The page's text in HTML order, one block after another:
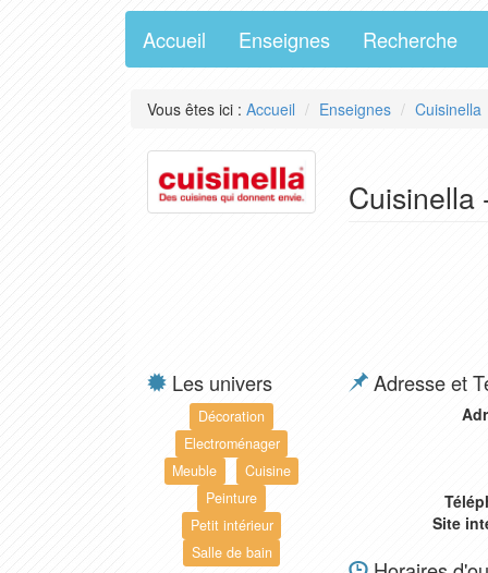
Accueil Enseignes Recherche
Vous êtes ici : Accueil Enseignes Cuisinella
Cuisinella
Les univers
Décoration
Electroménager
Meuble
Cuisine
Peinture
Petit intérieur
Salle de bain
Adresse et
Site